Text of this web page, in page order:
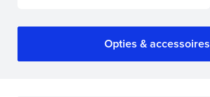
Opties & accessoires